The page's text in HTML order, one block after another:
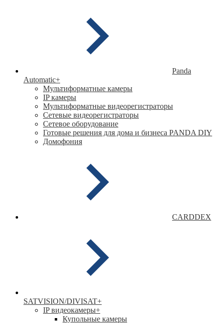
Panda
Automatic+
Мультиформатные камеры
IP камеры
Мультиформатные видеорегистраторы
Сетевые видеорегистраторы
Сетевое оборудование
Готовые решения для дома и бизнеса PANDA DIY
Домофония
CARDDEX
SATVISION/DIVISAT+
IP видеокамеры+
Купольные камеры